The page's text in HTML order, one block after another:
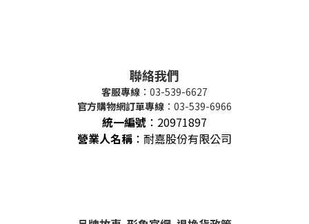
聯絡我們
客服專線 ：03-539-6627
官方購物網訂單專線 ：03-539-6966
統一編號 ： 20971897
營業人名稱 ：耐嘉股份有限公司